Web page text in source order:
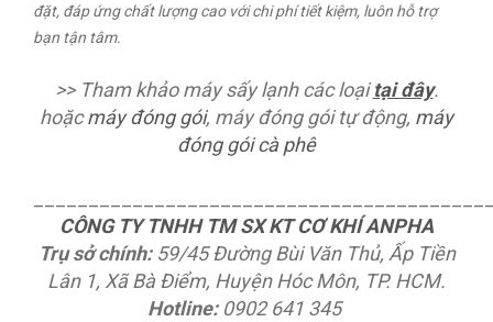
đặt, đáp ứng chất lượng cao với chi phí tiết kiệm, luôn hỗ trợ
bạn tận tâm.
>> Tham khảo máy sấy lạnh các loạitại đây.
hoặcmáy đóng gói, máy đóng gói tự động, máy
đóng gói cà phê
CÔNG TY TNHH TM SX KT CƠ KHÍ ANPHA
Trụ sở chính: 59/45 Đường Bùi Văn Thủ, Ấp Tiền
Lân 1, Xã Bà Điểm, Huyện Hóc Môn, TP. HCM.
Hotline:0902 641 345